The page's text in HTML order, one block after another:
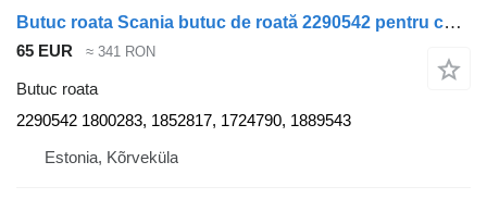
Butuc roata Scania butuc de roată 2290542 pentru cap tractor Scania R440
65 EUR ≈ 341 RON
Butuc roata
2290542 1800283, 1852817, 1724790, 1889543
Estonia, Kõrveküla